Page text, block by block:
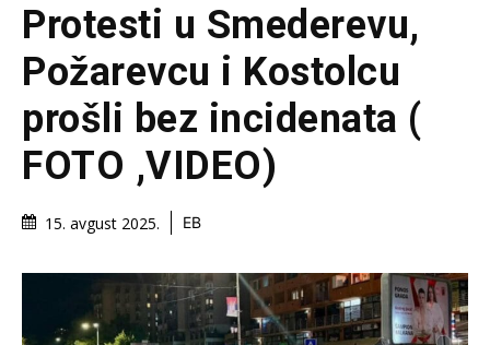
Protesti u Smederevu,
Požarevcu i Kostolcu
prošli bez incidenata (
FOTO ,VIDEO)
15. avgust 2025. EB